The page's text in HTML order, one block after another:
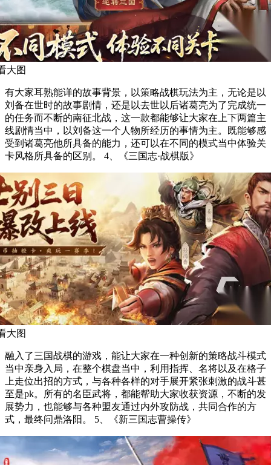
大图
有大家耳熟能详的故事背景，以策略战棋玩法为主，无论是以
刘备在世时的故事剧情，还是以去世以后诸葛亮为了完成统一
的任务而不断的南征北战，这一款都能够让大家在上下两篇主
线剧情当中，以刘备这一个人物所经历的事情为主。既能够感
受到诸葛亮他所具备的能力，还可以在不同的模式当中体验关
卡风格所具备的区别。 4、《三国志·战棋版》
大图
融入了三国战棋的游戏，能让大家在一种创新的策略战斗模式
当中亲身入局，在整个棋盘当中，利用指挥、名将以及在格子
上走位出招的方式，与各种各样的对手展开紧张刺激的战斗甚
至是pk。所有的名臣武将，都能帮助大家收获资源，不断的发
展势力，也能够与各种盟友通过内外攻防战，共同合作的方
式，最终问鼎洛阳。 5、《新三国志曹操传》